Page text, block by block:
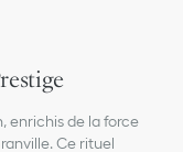
enrichis de la force
Ce rituel